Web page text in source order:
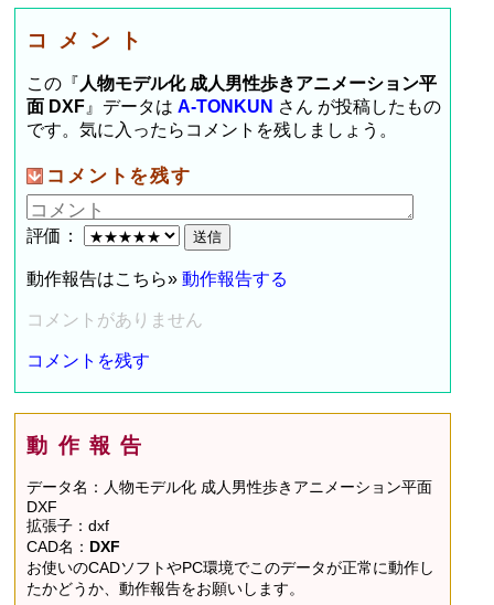
コメント
この『人物モデル化 成人男性歩きアニメーション平
面 DXF』データはA-TONKUN さん が投稿したもの
です。気に入ったらコメントを残しましょう。
コメントを残す
評価：
動作報告はこちら»動作報告する
コメントがありません
コメントを残す
動作報告
データ名：人物モデル化 成人男性歩きアニメーション平面
DXF
拡張子：dxf
CAD名： DXF
お使いのCADソフトやPC環境でこのデータが正常に動作し
たかどうか、動作報告をお願いします。